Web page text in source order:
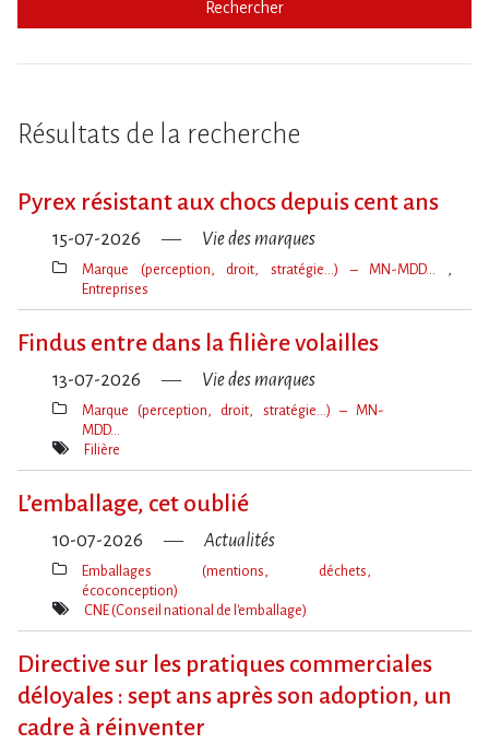
Rechercher
Résultats de la recherche
Pyrex résistant aux chocs depuis cent ans
15-07-2026 Vie des marques
Thèmes(s)
Marque (perception, droit, stratégie…) – MN-MDD…
Entreprises
Findus entre dans la filière volailles
13-07-2026 Vie des marques
Thèmes(s)
Marque (perception, droit, stratégie…) – MN-
MDD…
Mot(s)-
Filière
L​‌’emballage, cet oublié
10-07-2026 Actualités
Thèmes(s)
Emballages (mentions, déchets,
écoconception)
Mot(s)-
CNE (Conseil national de l'emballage)
Directive sur les pratiques commerciales
déloyales : sept ans après son adoption, un
cadre à réinventer